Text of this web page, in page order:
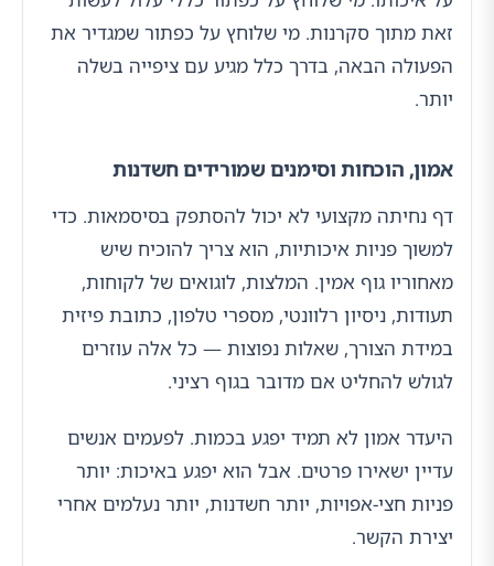
זאת מתוך סקרנות. מי שלוחץ על כפתור שמגדיר את
הפעולה הבאה, בדרך כלל מגיע עם ציפייה בשלה
יותר.
אמון, הוכחות וסימנים שמורידים חשדנות
דף נחיתה מקצועי לא יכול להסתפק בסיסמאות. כדי
למשוך פניות איכותיות, הוא צריך להוכיח שיש
מאחוריו גוף אמין. המלצות, לוגואים של לקוחות,
תעודות, ניסיון רלוונטי, מספרי טלפון, כתובת פיזית
במידת הצורך, שאלות נפוצות — כל אלה עוזרים
לגולש להחליט אם מדובר בגוף רציני.
היעדר אמון לא תמיד יפגע בכמות. לפעמים אנשים
עדיין ישאירו פרטים. אבל הוא יפגע באיכות: יותר
פניות חצי-אפויות, יותר חשדנות, יותר נעלמים אחרי
יצירת הקשר.